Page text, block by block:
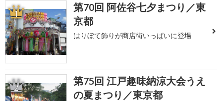
1
第70回 阿佐谷七夕まつり／東
京都
はりぼて飾りが商店街いっぱいに登場
2
第75回 江戸趣味納涼大会うえ
の夏まつり／東京都